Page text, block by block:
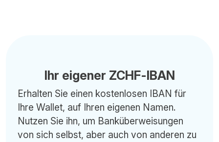
Ihr eigener ZCHF-IBAN
Erhalten Sie einen kostenlosen IBAN für
Ihre Wallet, auf Ihren eigenen Namen.
Nutzen Sie ihn, um Banküberweisungen
von sich selbst, aber auch von anderen zu